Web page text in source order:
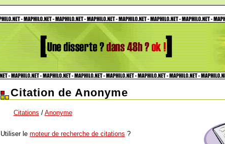
Citation de Anonyme
Citations / Anonyme
Utiliser le moteur de recherche de citations ?